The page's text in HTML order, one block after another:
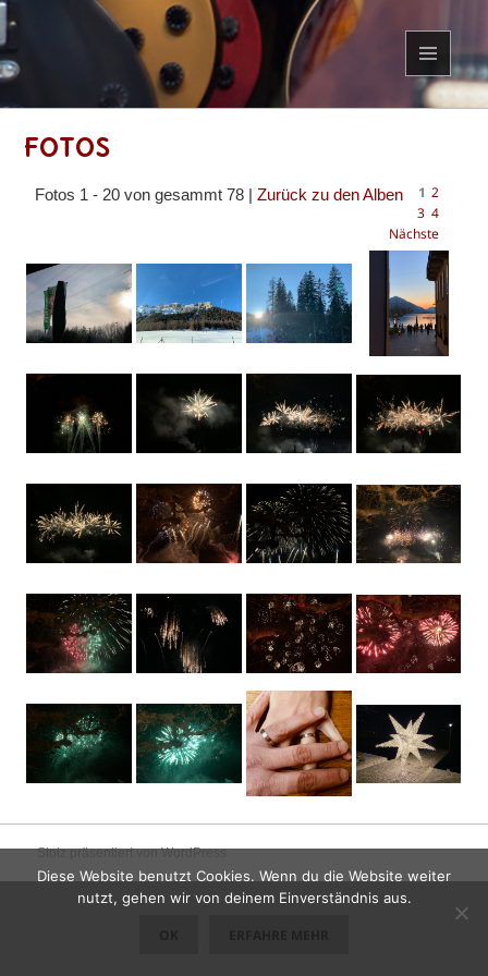
MENÜ
UND
Fotos
Fotos 1 - 20 von gesammt 78 |Zurück zu den Alben 1 2
3 4
Nächste
Stolz präsentiert von WordPress
Diese Website benutzt Cookies. Wenn du die Website weiter
nutzt, gehen wir von deinem Einverständnis aus.